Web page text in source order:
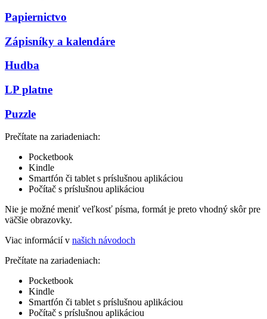
Papiernictvo
Zápisníky a kalendáre
Hudba
LP platne
Puzzle
Prečítate na zariadeniach:
Pocketbook
Kindle
Smartfón či tablet s príslušnou aplikáciou
Počítač s príslušnou aplikáciou
Nie je možné meniť veľkosť písma, formát je preto vhodný skôr pre
väčšie obrazovky.
Viac informácií v našich návodoch
Prečítate na zariadeniach:
Pocketbook
Kindle
Smartfón či tablet s príslušnou aplikáciou
Počítač s príslušnou aplikáciou